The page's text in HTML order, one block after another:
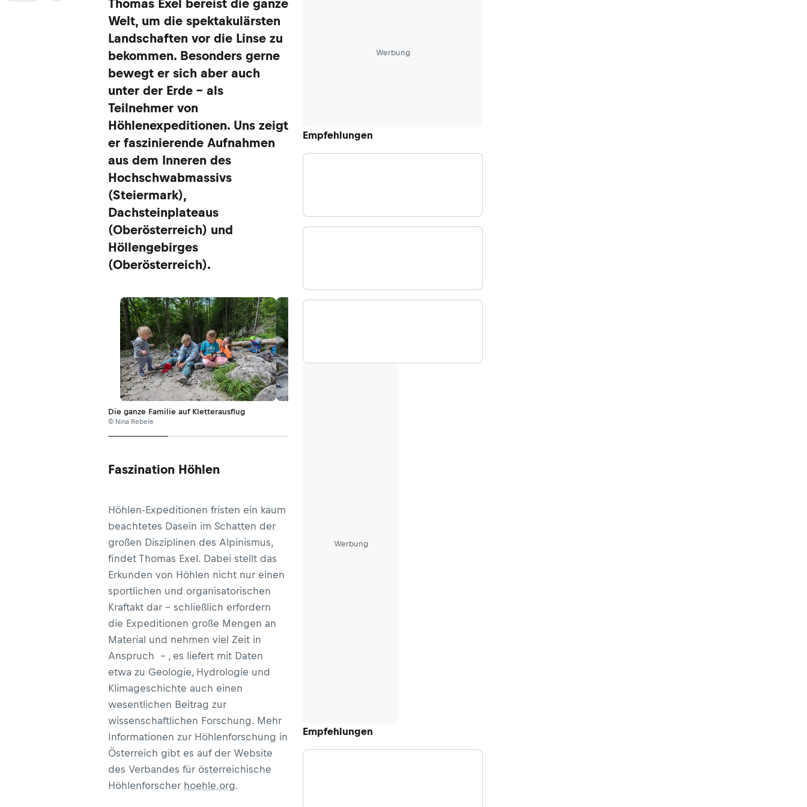
Werbung
Empfehlungen
Werbung
Empfehlungen
Thomas Exel bereist die ganze
Welt, um die spektakulärsten
Landschaften vor die Linse zu
bekommen. Besonders gerne
bewegt er sich aber auch
unter der Erde – als
Teilnehmer von
Höhlenexpeditionen. Uns zeigt
er faszinierende Aufnahmen
aus dem Inneren des
Hochschwabmassivs
(Steiermark),
Dachsteinplateaus
(Oberösterreich) und
Höllengebirges
(Oberösterreich).
Die ganze Familie auf Kletterausflug
© Nina Rebele
Faszination Höhlen
Höhlen-Expeditionen fristen ein kaum
beachtetes Dasein im Schatten der
großen Disziplinen des Alpinismus,
findet Thomas Exel. Dabei stellt das
Erkunden von Höhlen nicht nur einen
sportlichen und organisatorischen
Kraftakt dar – schließlich erfordern
die Expeditionen große Mengen an
Material und nehmen viel Zeit in
Anspruch – , es liefert mit Daten
etwa zu Geologie, Hydrologie und
Klimageschichte auch einen
wesentlichen Beitrag zur
wissenschaftlichen Forschung. Mehr
Informationen zur Höhlenforschung in
Österreich gibt es auf der Website
des Verbandes für österreichische
Höhlenforscher hoehle.org.